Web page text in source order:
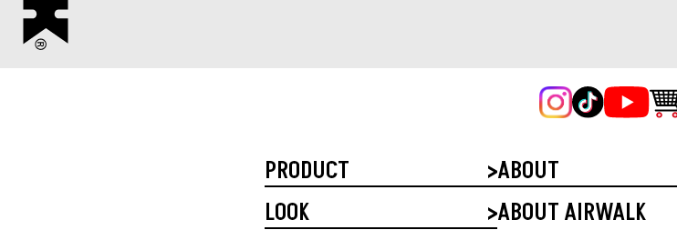
PRODUCT
LOOK
ABOUT
ABOUT AIRWALK